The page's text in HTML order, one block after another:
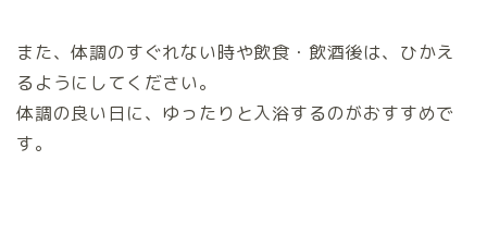
また、体調のすぐれない時や飲食・飲酒後は、ひかえ
るようにしてください。
体調の良い日に、ゆったりと入浴するのがおすすめで
す。